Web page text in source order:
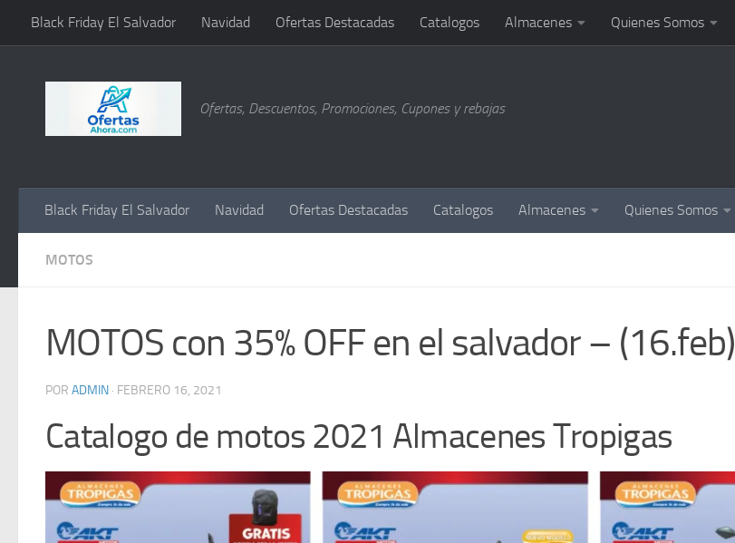
Saltar al contenido
Black Friday El Salvador Navidad Ofertas Destacadas Catalogos Almacenes Quienes Somos
Ofertas, Descuentos, Promociones, Cupones y rebajas
Black Friday El Salvador Navidad Ofertas Destacadas Catalogos Almacenes Quienes Somos
MOTOS
MOTOS con 35% OFF en el salvador – (16.feb)
POR ADMIN · FEBRERO 16, 2021
Catalogo de motos 2021 Almacenes Tropigas